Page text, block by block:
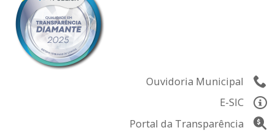
Ouvidoria Municipal
E-SIC
Portal da Transparência